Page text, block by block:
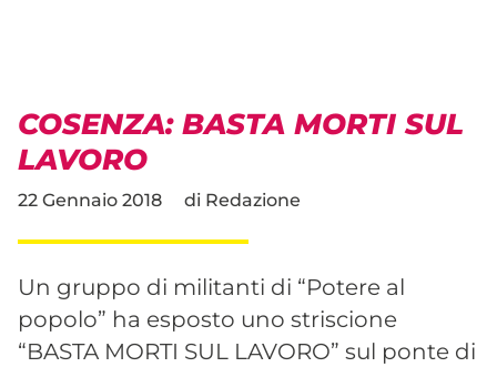
COSENZA: BASTA MORTI SUL
LAVORO
22 Gennaio 2018 di Redazione
Un gruppo di militanti di “Potere al
popolo” ha esposto uno striscione
“BASTA MORTI SUL LAVORO” sul ponte di